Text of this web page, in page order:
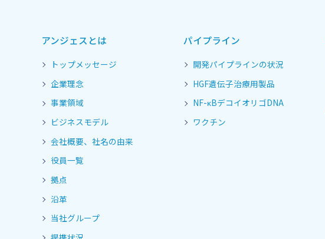
アンジェスとは
トップメッセージ
企業理念
事業領域
ビジネスモデル
会社概要、社名の由来
役員一覧
拠点
沿革
当社グループ
パイプライン
開発パイプラインの状況
HGF遺伝子治療用製品
NF-κBデコイオリゴDNA
ワクチン